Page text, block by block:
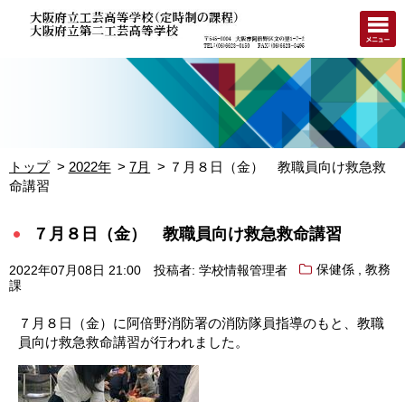
トップ 2022年 7月
７月８日（金） 教職員向け救急救
命講習
７月８日（金） 教職員向け救急救命講習
2022年07月08日 21:00 投稿者: 学校情報管理者 保健係 ,教務
課
７月８日（金）に阿倍野消防署の消防隊員指導のもと、教職
員向け救急救命講習が行われました。